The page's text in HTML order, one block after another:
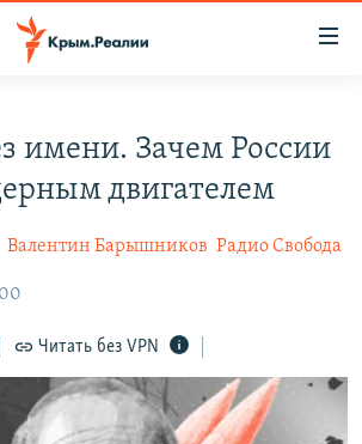
КРЫМА
КРЫМА. 11 ИСТОРИЙ СОПРОТИВЛЕНИЯ
имени. Зачем России
двигателем
Валентин Барышников Радио Свобода
Читать без VPN